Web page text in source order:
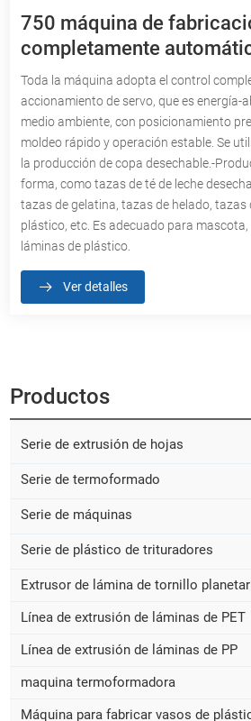
750 máquina de
completamente
Toda la máquina adopta el control
accionamiento de servo, que es energía-
medio ambiente, con posicionamiento
moldeo rápido y operación estable. Se
la producción de copa desechable.-
forma, como tazas de té de leche
tazas de gelatina, tazas de helado, tazas
plástico, etc. Es adecuado para mascota,
láminas de plástico.
Ver detalles
Productos
Serie de extrusión de hojas
Serie de termoformado
Serie de máquinas
Serie de plástico de trituradores
Extrusor de lámina de tornillo
Línea de extrusión de láminas de PET
Línea de extrusión de láminas de PP
maquina termoformadora
Máquina para fabricar vasos de